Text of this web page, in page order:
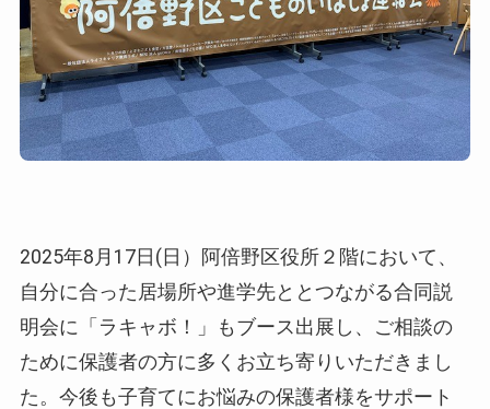
2025年8月17日(日）阿倍野区役所２階において、
自分に合った居場所や進学先ととつながる合同説
明会に「ラキャボ！」もブース出展し、ご相談の
ために保護者の方に多くお立ち寄りいただきまし
た。今後も子育てにお悩みの保護者様をサポート